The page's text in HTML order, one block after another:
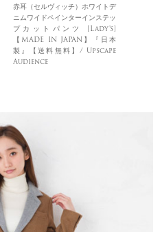
赤耳（セルヴィッチ）ホワイトデ
ニムワイドペインターインステッ
プカットパンツ [Lady's]
【MADE IN JAPAN】『日本
製』【送料無料】/ Upscape
Audience